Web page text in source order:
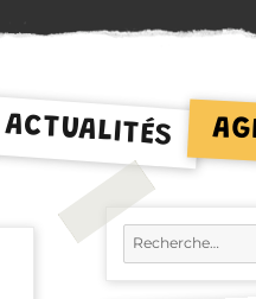
ACTUALITÉS
Recherche